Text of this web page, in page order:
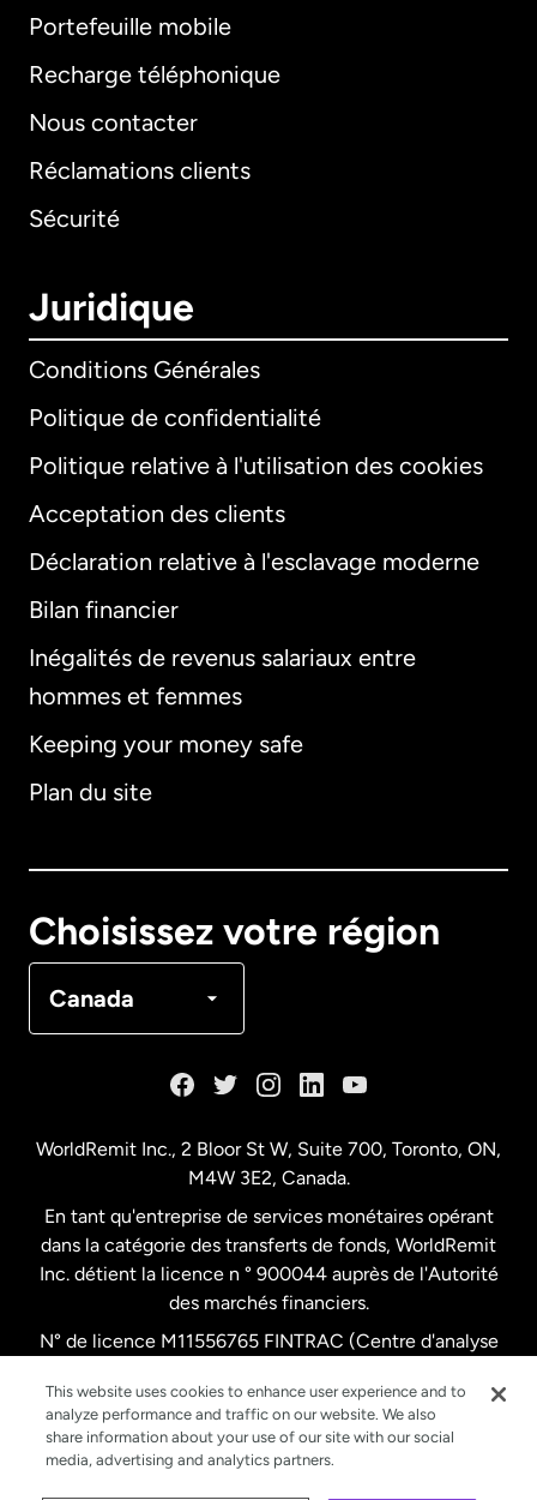
Portefeuille mobile
Recharge téléphonique
Nous contacter
Réclamations clients
Sécurité
Juridique
Conditions Générales
Politique de confidentialité
Politique relative à l'utilisation des cookies
Acceptation des clients
Déclaration relative à l'esclavage moderne
Bilan financier
Inégalités de revenus salariaux entre
hommes et femmes
Keeping your money safe
Plan du site
Choisissez votre région
Canada
International
Allemagne
Français
États-Unis Español
France
Malaisie
WorldRemit Inc., 2 Bloor St W, Suite 700, Toronto, ON,
M4W 3E2, Canada.
En tant qu'entreprise de services monétaires opérant
dans la catégorie des transferts de fonds, WorldRemit
Inc. détient la licence n ° 900044 auprès de l'Autorité
des marchés financiers.
N° de licence M11556765 FINTRAC (Centre d'analyse
This website uses cookies to enhance user experience and to
analyze performance and traffic on our website. We also
share information about your use of our site with our social
media, advertising and analytics partners.